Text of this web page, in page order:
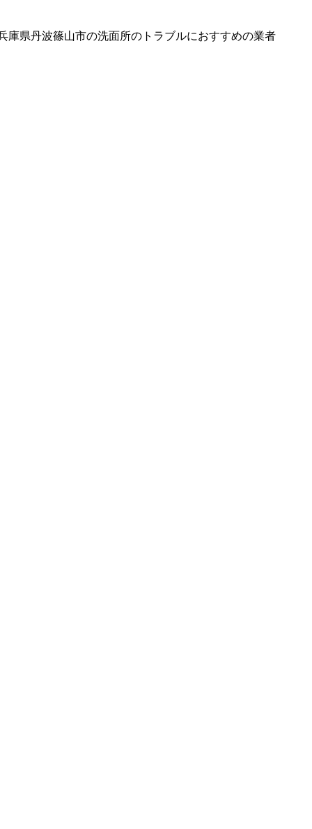
庫県丹波篠山市の洗面所のトラブルにおすすめの業者